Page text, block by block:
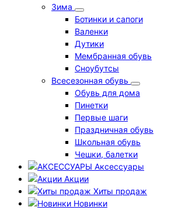
Зима
Ботинки и сапоги
Валенки
Дутики
Мембранная обувь
Сноубутсы
Всесезонная обувь
Обувь для дома
Пинетки
Первые шаги
Праздничная обувь
Школьная обувь
Чешки, балетки
Аксессуары
Акции
Хиты продаж
Новинки